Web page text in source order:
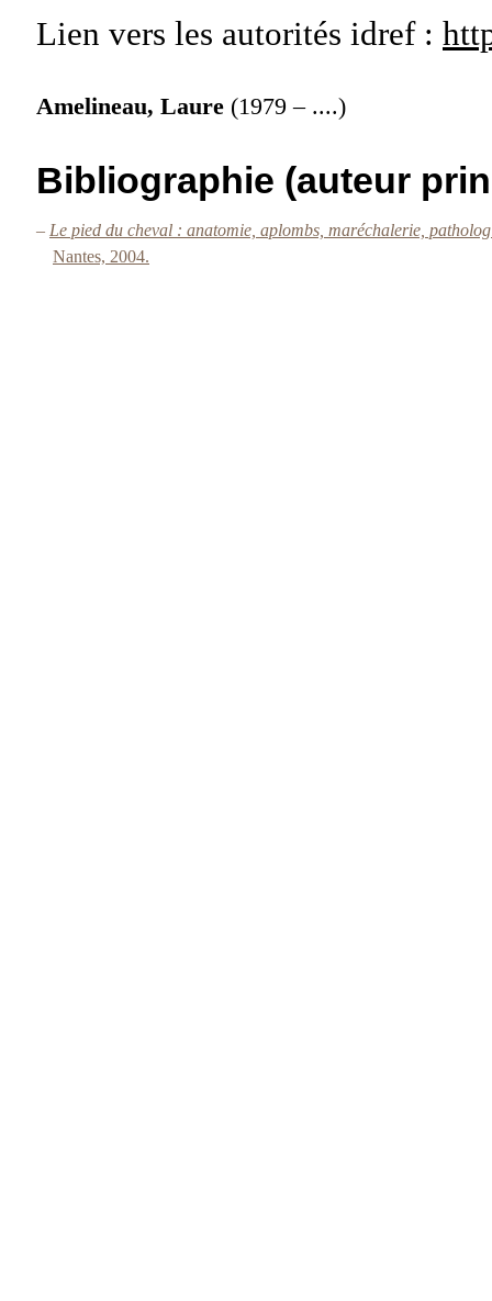
Lien vers les autorités idref :
Amelineau, Laure (1979 – ....)
Bibliographie (auteur
– Le pied du cheval : anatomie, aplombs, maréchalerie,
Nantes, 2004.